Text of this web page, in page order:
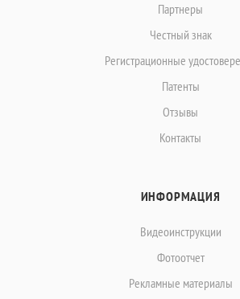
Партнеры
Честный знак
Регистрационные
Патенты
Отзывы
Контакты
ИНФОРМАЦИЯ
Видеоинструкции
Фотоотчет
Рекламные материалы